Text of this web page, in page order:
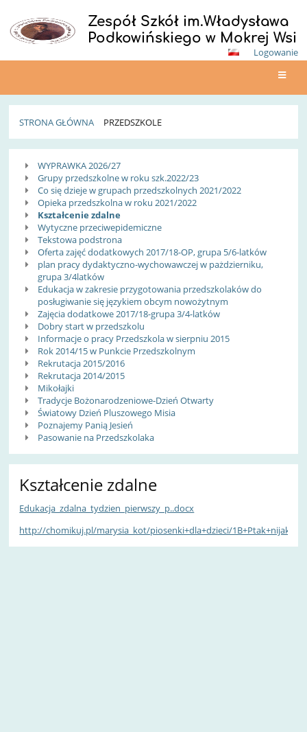
Zespół Szkół im.Władysława
Podkowińskiego w Mokrej Wsi
Logowanie
STRONA GŁÓWNA PRZEDSZKOLE
Przedszkole
WYPRAWKA 2026/27
Grupy przedszkolne w roku szk.2022/23
Co się dzieje w grupach przedszkolnych 2021/2022
Opieka przedszkolna w roku 2021/2022
Kształcenie zdalne
Wytyczne przeciwepidemiczne
Tekstowa podstrona
Oferta zajęć dodatkowych 2017/18-OP, grupa 5/6-latków
plan pracy dydaktyczno-wychowawczej w pażdzierniku,
grupa 3/4latków
Edukacja w zakresie przygotowania przedszkolaków do
posługiwanie się językiem obcym nowożytnym
Zajęcia dodatkowe 2017/18-grupa 3/4-latków
Dobry start w przedszkolu
Informacje o pracy Przedszkola w sierpniu 2015
Rok 2014/15 w Punkcie Przedszkolnym
Rekrutacja 2015/2016
Rekrutacja 2014/2015
Mikołajki
Tradycje Bożonarodzeniowe-Dzień Otwarty
Światowy Dzień Pluszowego Misia
Poznajemy Panią Jesień
Pasowanie na Przedszkolaka
Kształcenie zdalne
Edukacja_zdalna_tydzien_pierwszy_p..docx
http://chomikuj.pl/marysia_kot/piosenki+dla+dzieci/